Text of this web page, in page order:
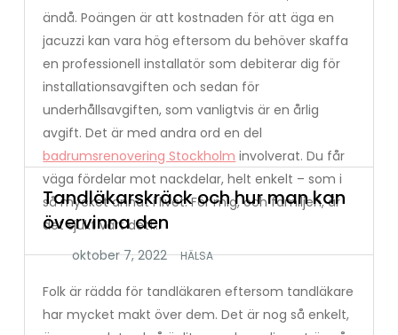
ändå. Poängen är att kostnaden för att äga en
jacuzzi kan vara hög eftersom du behöver skaffa
en professionell installatör som debiterar dig för
installationsavgiften och sedan för
underhållsavgiften, som vanligtvis är en årlig
avgift. Det är med andra ord en del
badrumsrenovering Stockholm involverat. Du får
väga fördelar mot nackdelar, helt enkelt – som i
så mycket annat i livet. För mig, och familjen, är
det sjukt värt det!…
Tandläkarskräck och hur man kan
övervinna den
HÄLSA
Folk är rädda för tandläkaren eftersom tandläkare
har mycket makt över dem. Det är nog så enkelt,